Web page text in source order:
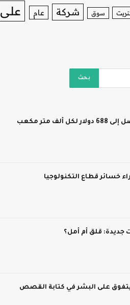
سوق شركة عام على
خسائر قطاع التكنولوجيا
جديدة: قلق أم أمل؟
على البشر في كتابة القصص